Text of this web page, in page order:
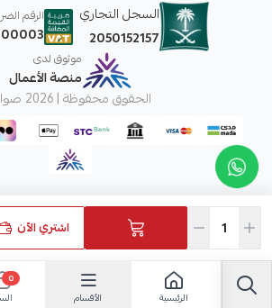
اشتري الآن
الرئيسية الأقسام
0
السجل التجاري
2050152157
الرقم
موثوق لدى
منصة الأعمال
الحقوق محفوظة | 2026